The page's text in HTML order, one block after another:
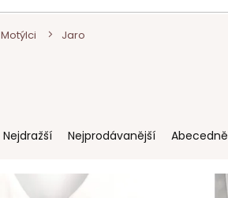
Motýlci Jaro
Nejdražší Nejprodávanější Abecedně